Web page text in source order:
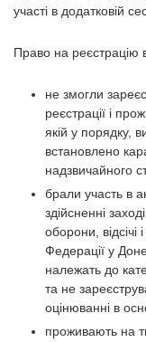
участі в додатковій
Право на реєстрацію
не змогли
реєстрації і
якій у порядку,
встановлено
надзвичайного
брали участь в
здійсненні
оборони, відсічі
Федерації у
належать до
та не
оцінюванні в
проживають на